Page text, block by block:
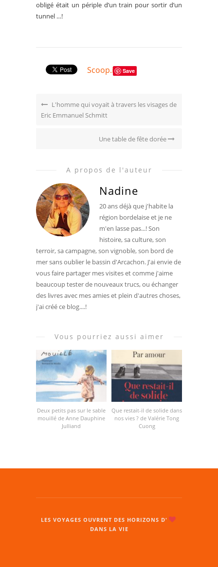
obligé était un périple d’un train pour sortir d’un
tunnel …!
Scoop.it Save
L'homme qui voyait à travers les visages de
Eric Emmanuel Schmitt
Une table de fête dorée
A propos de l'auteur
Nadine
20 ans déjà que j'habite la
région bordelaise et je ne
m'en lasse pas...! Son
histoire, sa culture, son
terroir, sa campagne, son vignoble, son bord de
mer sans oublier le bassin d'Arcachon. J'ai envie de
vous faire partager mes visites et comme j'aime
beaucoup tester de nouveaux trucs, ou échanger
des livres avec mes amies et plein d'autres choses,
j'ai créé ce blog....!
Vous pourriez aussi aimer
Deux petits pas sur le sable
mouillé de Anne Dauphine
Julliand
Que restait-il de solide dans
nos vies ? de Valérie Tong
Cuong
LES VOYAGES OUVRENT DES HORIZONS D'
DANS LA VIE